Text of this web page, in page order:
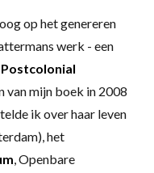
op het genereren
werk - een
Postcolonial
van mijn boek in 2008
ik over haar leven
het
, Openbare